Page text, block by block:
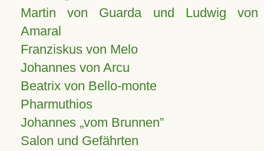
Martin von Guarda und Ludwig von
Amaral
Franziskus von Melo
Johannes von Arcu
Beatrix von Bello-monte
Pharmuthios
Johannes vom Brunnen
Salon und Gefährten